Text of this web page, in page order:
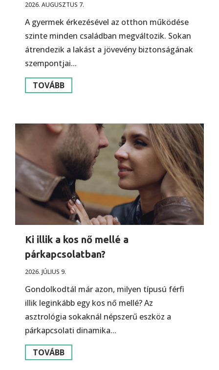
2026. AUGUSZTUS 7.
A gyermek érkezésével az otthon működése
szinte minden családban megváltozik. Sokan
átrendezik a lakást a jövevény biztonságának
szempontjai...
TOVÁBB
Ki illik a kos nő mellé a
párkapcsolatban?
2026. JÚLIUS 9.
Gondolkodtál már azon, milyen típusú férfi
illik leginkább egy kos nő mellé? Az
asztrológia sokaknál népszerű eszköz a
párkapcsolati dinamika...
TOVÁBB